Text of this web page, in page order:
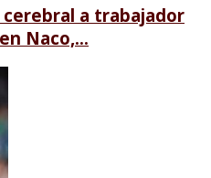
cerebral a trabajador
Naco,...